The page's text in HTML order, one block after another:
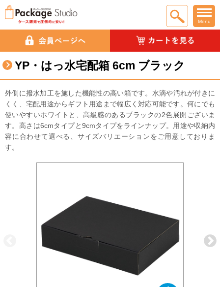
Menu
YP・はっ水宅配箱 6cm ブラック
外側に撥水加工を施した機能性の高い箱です。 水滴や汚れが付きに
くく、宅配用途からギフト用途まで幅広く対応可能です。 何にでも
使いやすいホワイトと、高級感のあるブラックの2色展開ございま
す。 高さは6cmタイプと9cmタイプをラインナップ。用途や収納内
容に合わせて選べる、サイズバリエーションをご用意しておりま
す。